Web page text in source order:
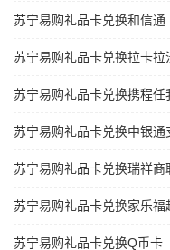
苏宁易购礼品卡兑换和信通
苏宁易购礼品卡兑换拉卡拉
苏宁易购礼品卡兑换携程任
苏宁易购礼品卡兑换中银通
苏宁易购礼品卡兑换瑞祥商
苏宁易购礼品卡兑换家乐福
苏宁易购礼品卡兑换Q币卡